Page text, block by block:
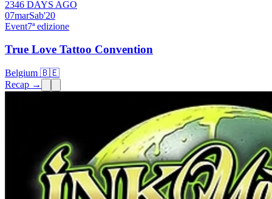
2346 DAYS AGO
07marSab'20
Event7ª edizione
True Love Tattoo Convention
Belgium 🇧🇪
Recap →